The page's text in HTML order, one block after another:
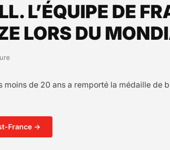
L’ÉQUIPE DE
LORS DU
moins de 20 ans a remporté la médaille
France →